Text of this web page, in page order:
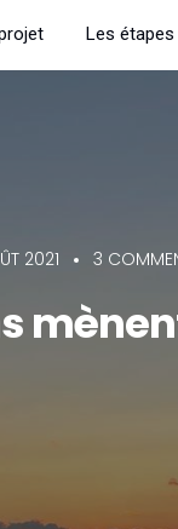
Les étapes
2021 3